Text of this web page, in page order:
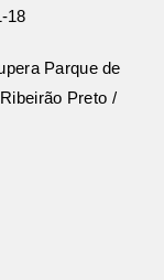
18
Parque de
Preto /